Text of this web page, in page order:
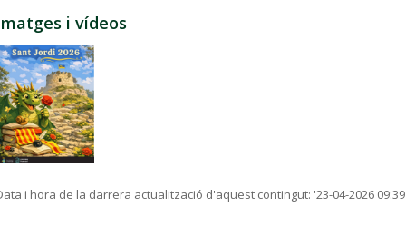
i vídeos
i hora de la darrera actualització d'aquest contingut: '23-04-2026 09:39